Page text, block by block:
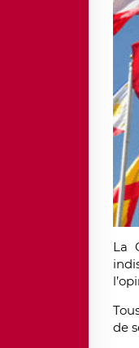
La
de